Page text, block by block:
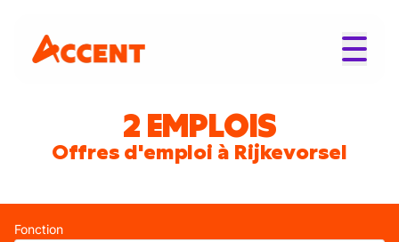
2 EMPLOIS
Offres d'emploi à Rijkevorsel
Fonction